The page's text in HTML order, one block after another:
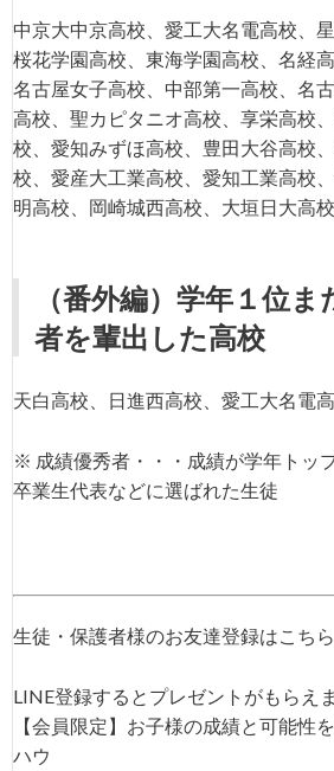
中京大中京高校、愛工大名電高校、
桜花学園高校、東海学園高校、名経
名古屋女子高校、中部第一高校、名
高校、聖カピタニオ高校、享栄高校
校、愛知みずほ高校、豊田大谷高校
校、愛産大工業高校、愛知工業高校
明高校、岡崎城西高校、大垣日大高校
（番外編）学年１位
者を輩出した高校
天白高校、日進西高校、愛工大名電
※ 成績優秀者・・・成績が学年トッ
卒業生代表などに選ばれた生徒
生徒・保護者様のお友達登録はこちら
LINE登録するとプレゼントがもらえ
【会員限定】お子様の成績と可能性
ハウ